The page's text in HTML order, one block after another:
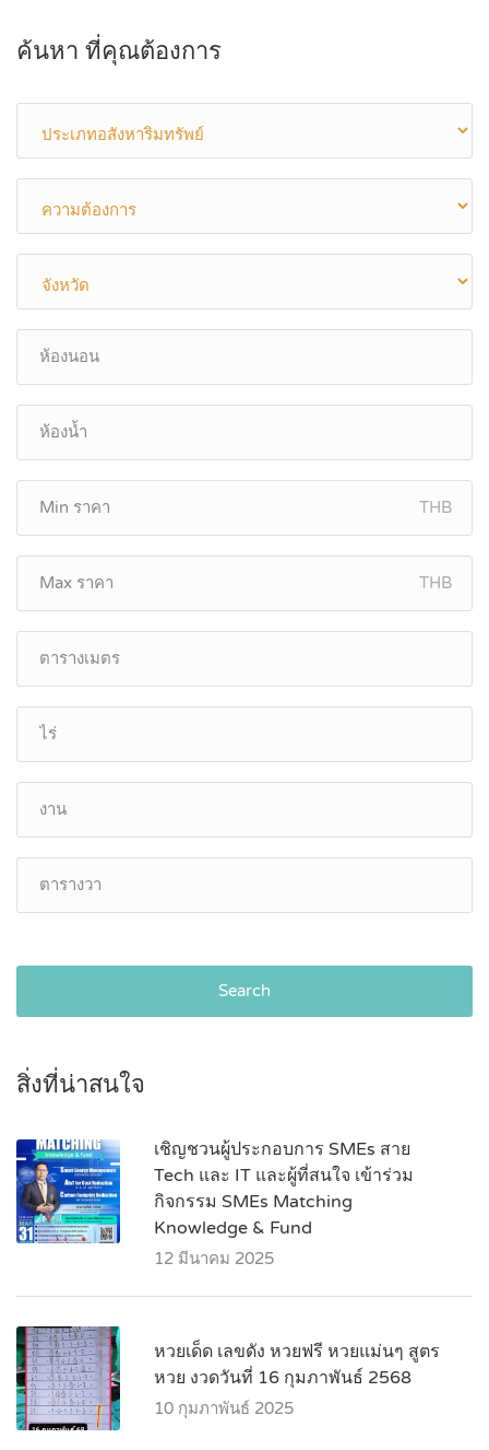
ค้นหา ที่คุณต้องการ
THB
THB
Search
สิ่งที่น่าสนใจ
เชิญชวนผู้ประกอบการ SMEs สาย
Tech และ IT และผู้ที่สนใจ เข้าร่วม
กิจกรรม SMEs Matching
Knowledge & Fund
12 มีนาคม 2025
หวยเด็ด เลขดัง หวยฟรี หวยแม่นๆ สูตร
หวย งวดวันที่ 16 กุมภาพันธ์ 2568
10 กุมภาพันธ์ 2025